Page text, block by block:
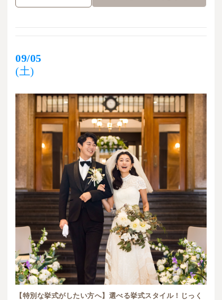
09/05
(土)
【特別な挙式がしたい方へ】選べる挙式スタイル！じっく